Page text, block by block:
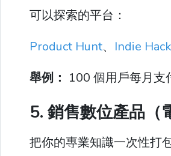
可以探索的平台：
Product Hunt、 Indie
舉例： 100 個用戶每月支
5. 銷售數位產品（
把你的專業知識一次性打